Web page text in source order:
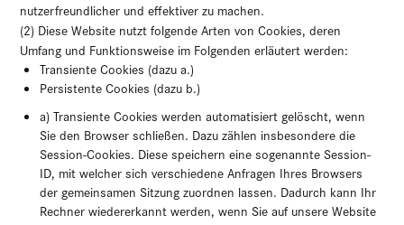
nutzerfreundlicher und effektiver zu machen.
(2) Diese Website nutzt folgende Arten von Cookies, deren
Umfang und Funktionsweise im Folgenden erläutert werden:
Transiente Cookies (dazu a.)
Persistente Cookies (dazu b.)
a) Transiente Cookies werden automatisiert gelöscht, wenn
Sie den Browser schließen. Dazu zählen insbesondere die
Session-Cookies. Diese speichern eine sogenannte Session-
ID, mit welcher sich verschiedene Anfragen Ihres Browsers
der gemeinsamen Sitzung zuordnen lassen. Dadurch kann Ihr
Rechner wiedererkannt werden, wenn Sie auf unsere Website